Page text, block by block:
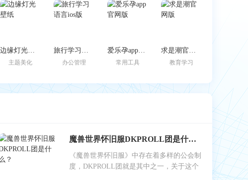
边缘灯光壁纸
主题美化
旅行学习语言ios版
办公管理
爱乐孕app官网版
常用工具
求是潮官网版
教育学习
魔兽世界怀旧服DKPROLL团是什么？
《魔兽世界怀旧服》中存在着多样的公会制
度，DKPROLL团就是其中之一，关于这个